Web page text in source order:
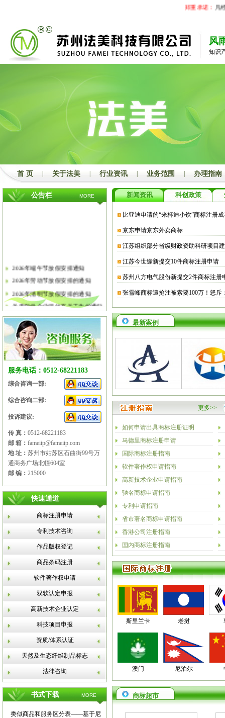
郑重承诺： 凡经
风
知识
首 页 关于法美 行业资讯 业务范围 办理指南
公告栏 MORE
2026年端午节放假安排通知
2026年劳动节放假安排的通知
2026年清明节放假安排的通知
关于软件企业评估有关工作的通知
2026年春节放假安排的通知
2026年元旦放假安排的通知
2025年国庆节、中秋节放假安排
2025年端午节放假安排的通知
2025年劳动节放假安排的通知
2025年清明节放假安排的通知
服务电话：0512-68221183
综合咨询一部:
综合咨询二部:
投诉建议:
传 真： 0512-68221183
邮 箱： fameiip@fameiip.com
地 址： 苏州市姑苏区石曲街99号万
通商务广场北幢604室
邮 编： 215000
快速通道
商标注册申请
专利技术咨询
作品版权登记
商品条码注册
软件著作权申请
双软认定申报
高新技术企业认定
科技项目申报
资质/体系认证
天然及生态纤维制品标志
法律咨询
书式下载 MORE
类似商品和服务区分表——基于尼
新闻资讯 科创政策
比亚迪申请的“来杯迪小饮”商标注册
京东申请京东外卖商标
江苏组织部分省级财政资助科研项目
江苏今世缘新提交10件商标注册申请
苏州八方电气股份新提交2件商标注册
张雪峰商标遭抢注被索要100万！怒斥
最新案例
更多>>
如何申请出具商标注册证明
马德里商标注册申请
国际商标注册指南
软件著作权申请指南
高新技术企业申请指南
驰名商标申请指南
专利申请指南
省市著名商标申请指南
香港公司注册指南
国内商标注册指南
斯里兰卡 老挝
澳门 尼泊尔
商标超市